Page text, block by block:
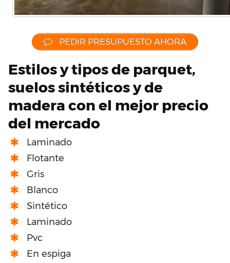
PEDIR PRESUPUESTO AHORA
Estilos y tipos de parquet,
suelos sintéticos y de
madera con el mejor precio
del mercado
Laminado
Flotante
Gris
Blanco
Sintético
Laminado
Pvc
En espiga